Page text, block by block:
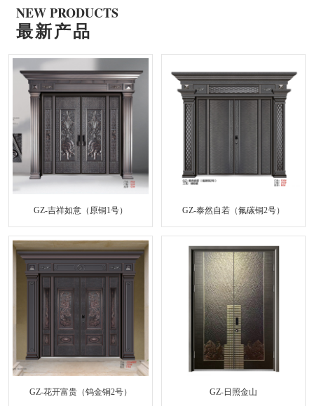
NEW PRODUCTS
最新产品
GZ-吉祥如意（原铜1号） GZ-泰然自若（氟碳铜2号）
GZ-花开富贵（钨金铜2号） GZ-日照金山